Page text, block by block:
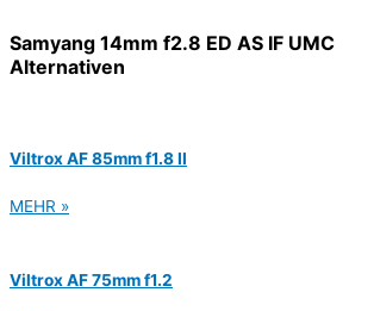
Samyang 14mm f2.8 ED AS IF UMC
Alternativen
Viltrox AF 85mm f1.8 II
MEHR »
Viltrox AF 75mm f1.2